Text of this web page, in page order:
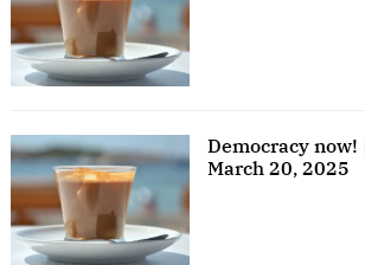
Democracy now!
March 20, 2025